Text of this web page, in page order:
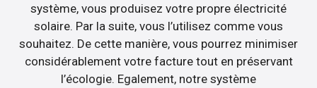
système, vous produisez votre propre électricité
solaire. Par la suite, vous l’utilisez comme vous
souhaitez. De cette manière, vous pourrez minimiser
considérablement votre facture tout en préservant
l’écologie. Egalement, notre système